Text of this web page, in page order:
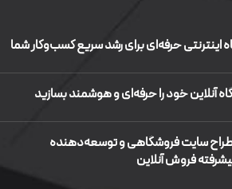
حرفه‌ای برای رشد سریع کسب‌وکار شما
آنلاین خود را حرفه‌ای و هوشمند بسازید
طراح سایت فروشگاهی و توسعه‌دهنده
فروش آنلاین